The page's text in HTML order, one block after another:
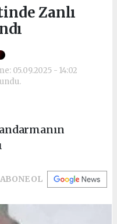
Zanlı
05.09.2025 - 14:02
ABONE OL